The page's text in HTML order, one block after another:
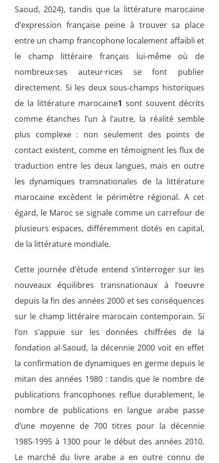
Saoud, 2024), tandis que la littérature marocaine
d’expression française peine à trouver sa place
entre un champ francophone localement affaibli et
le champ littéraire français lui-même où de
nombreux·ses auteur·rices se font publier
directement. Si les deux sous-champs historiques
de la littérature marocaine1 sont souvent décrits
comme étanches l’un à l’autre, la réalité semble
plus complexe : non seulement des points de
contact existent, comme en témoignent les flux de
traduction entre les deux langues, mais en outre
les dynamiques transnationales de la littérature
marocaine excèdent le périmètre régional. A cet
égard, le Maroc se signale comme un carrefour de
plusieurs espaces, différemment dotés en capital,
de la littérature mondiale.
Cette journée d’étude entend s’interroger sur les
nouveaux équilibres transnationaux à l’oeuvre
depuis la fin des années 2000 et ses conséquences
sur le champ littéraire marocain contemporain. Si
l’on s’appuie sur les données chiffrées de la
fondation al-Saoud, la décennie 2000 voit en effet
la confirmation de dynamiques en germe depuis le
mitan des années 1980 : tandis que le nombre de
publications francophones reflue durablement, le
nombre de publications en langue arabe passe
d’une moyenne de 700 titres pour la décennie
1985-1995 à 1300 pour le début des années 2010.
Le marché du livre arabe a en outre connu de